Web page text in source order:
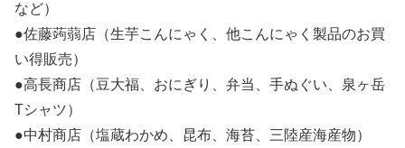
など）
●佐藤蒟蒻店（生芋こんにゃく、他こんにゃく製品のお買
い得販売）
●高長商店（豆大福、おにぎり、弁当、手ぬぐい、泉ヶ岳
Tシャツ）
●中村商店（塩蔵わかめ、昆布、海苔、三陸産海産物）